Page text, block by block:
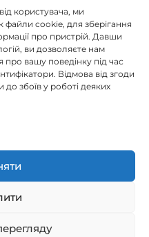
користувача, ми
файли cookie, для зберігання
про пристрій. Давши
ви дозволяєте нам
про вашу поведінку під час
Відмова від згоди
до збоїв у роботі деяких
82-72
Перемоги 105